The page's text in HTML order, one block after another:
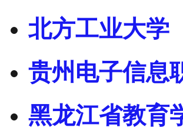
北方工业大学
贵州电子信息
黑龙江省教育